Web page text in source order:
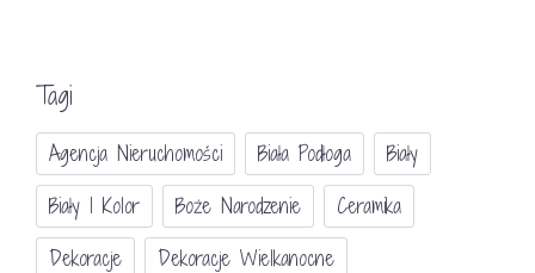
Tagi
Agencja Nieruchomości Biała Podłoga
Biały
Biały I Kolor
Boże Narodzenie
Ceramika
Dekoracje
Dekoracje Wielkanocne